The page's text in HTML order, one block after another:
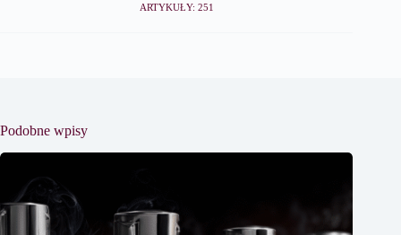
ARTYKUŁY: 251
Podobne wpisy